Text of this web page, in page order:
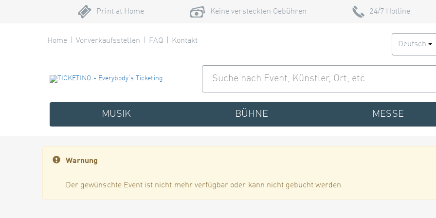
Print at Home Keine versteckten Gebühren 24/7 Hotline
Home Vorverkaufsstellen FAQ Kontakt Deutsch
MUSIK BÜHNE MESSE
Warnung
Der gewünschte Event ist nicht mehr verfügbar oder kann nicht gebucht werden